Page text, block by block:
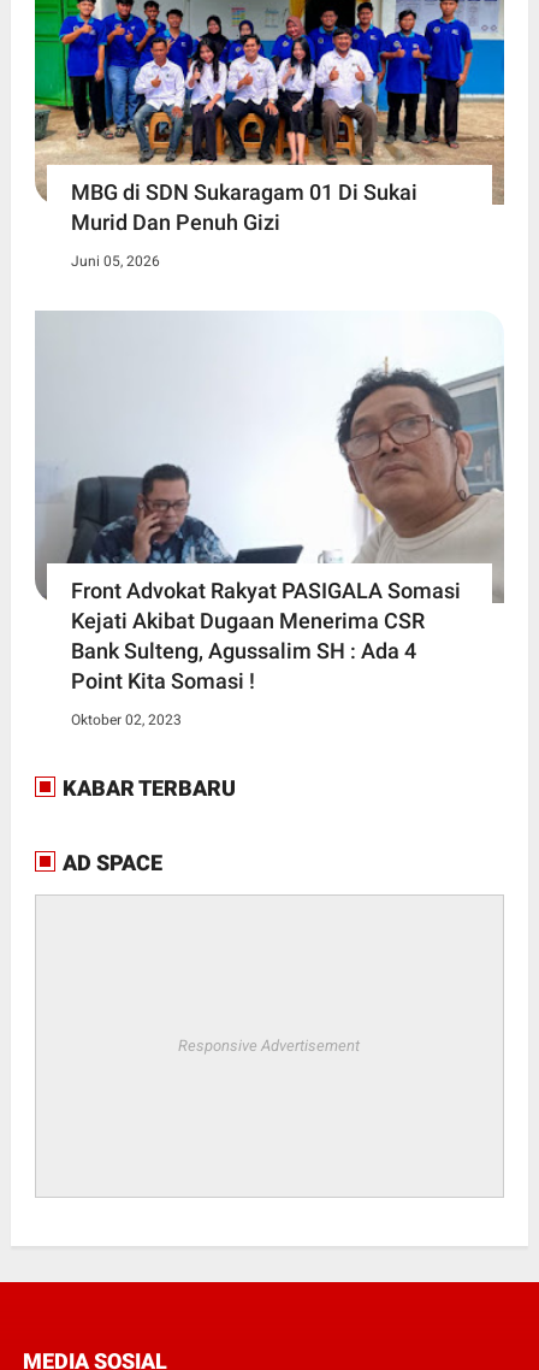
MBG di SDN Sukaragam 01 Di Sukai
Murid Dan Penuh Gizi
Juni 05, 2026
Front Advokat Rakyat PASIGALA Somasi
Kejati Akibat Dugaan Menerima CSR
Bank Sulteng, Agussalim SH : Ada 4
Point Kita Somasi !
Oktober 02, 2023
KABAR TERBARU
AD SPACE
Responsive Advertisement
MEDIA SOSIAL